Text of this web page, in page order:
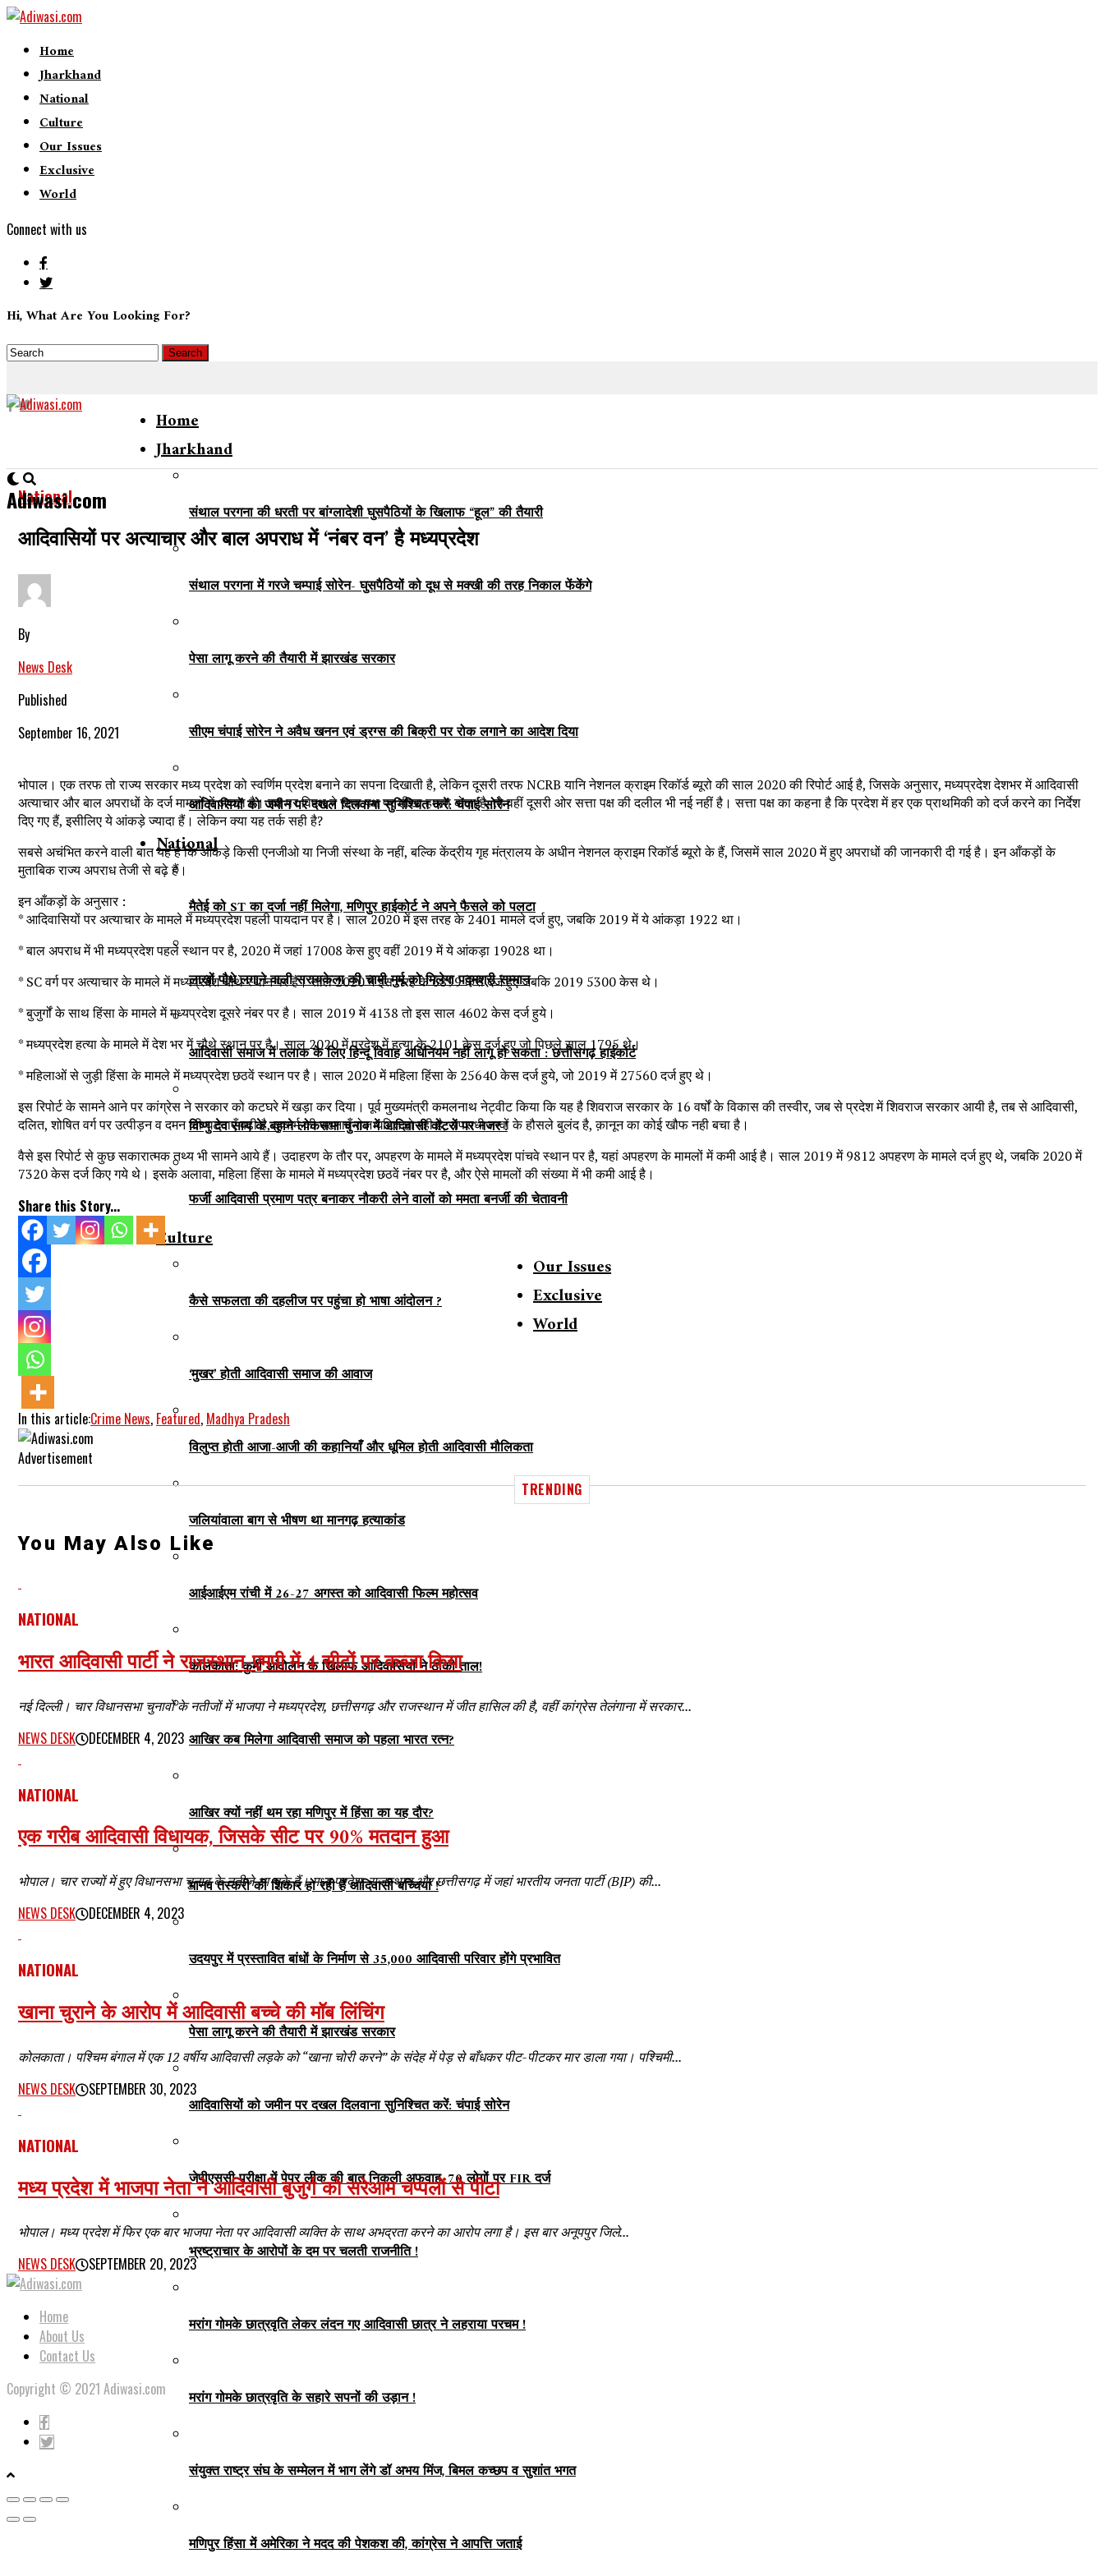
Home
Jharkhand
National
Culture
Our Issues
Exclusive
World
Connect with us
Hi, What Are You Looking For?
Adiwasi.com
Home
Jharkhand
संथाल परगना की धरती पर बांग्लादेशी घुसपैठियों के खिलाफ “हूल” की तैयारी
संथाल परगना में गरजे चम्पाई सोरेन- घुसपैठियों को दूध से मक्खी की तरह निकाल फेंकेंगे
पेसा लागू करने की तैयारी में झारखंड सरकार
सीएम चंपाई सोरेन ने अवैध खनन एवं ड्रग्स की बिक्री पर रोक लगाने का आदेश दिया
आदिवासियों को जमीन पर दखल दिलवाना सुनिश्चित करें: चंपाई सोरेन
National
मैतेई को ST का दर्जा नहीं मिलेगा, मणिपुर हाईकोर्ट ने अपने फैसले को पलटा
लाखों पौधे लगाने वाली सरायकेला की चामी मुर्मू को मिलेगा पद्मश्री सम्मान
आदिवासी समाज में तलाक के लिए हिन्दू विवाह अधिनियम नहीं लागू हो सकता : छत्तीसगढ़ हाईकोर्ट
विष्णु देव साय के बहाने लोकसभा चुनाव में आदिवासी वोटरों पर नजर !
फर्जी आदिवासी प्रमाण पत्र बनाकर नौकरी लेने वालों को ममता बनर्जी की चेतावनी
Culture
कैसे सफलता की दहलीज पर पहुंचा हो भाषा आंदोलन ?
‘मुखर’ होती आदिवासी समाज की आवाज
विलुप्त होती आजा-आजी की कहानियाँ और धूमिल होती आदिवासी मौलिकता
जलियांवाला बाग से भीषण था मानगढ़ हत्याकांड
आईआईएम रांची में 26-27 अगस्त को आदिवासी फिल्म महोत्सव
Our Issues
कोलकाता: कुर्मी आंदोलन के खिलाफ आदिवासियों ने ठोकी ताल!
आखिर कब मिलेगा आदिवासी समाज को पहला भारत रत्न?
आखिर क्यों नहीं थम रहा मणिपुर में हिंसा का यह दौर?
मानव तस्करी की शिकार हो रही हैं आदिवासी बच्चियां !
उदयपुर में प्रस्तावित बांधों के निर्माण से 35,000 आदिवासी परिवार होंगे प्रभावित
Exclusive
पेसा लागू करने की तैयारी में झारखंड सरकार
आदिवासियों को जमीन पर दखल दिलवाना सुनिश्चित करें: चंपाई सोरेन
जेपीएससी परीक्षा में पेपर लीक की बात निकली अफवाह, 70 लोगों पर FIR दर्ज
भ्रष्ट्राचार के आरोपों के दम पर चलती राजनीति !
मरांग गोमके छात्रवृति लेकर लंदन गए आदिवासी छात्र ने लहराया परचम !
World
मरांग गोमके छात्रवृति के सहारे सपनों की उड़ान !
संयुक्त राष्ट्र संघ के सम्मेलन में भाग लेंगे डॉ अभय मिंज, बिमल कच्छप व सुशांत भगत
मणिपुर हिंसा में अमेरिका ने मदद की पेशकश की, कांग्रेस ने आपत्ति जताई
National
आदिवासियों पर अत्याचार और बाल अपराध में ‘नंबर वन’ है मध्यप्रदेश
By
News Desk
Published
September 16, 2021
भोपाल। एक तरफ तो राज्य सरकार मध्य प्रदेश को स्वर्णिम प्रदेश बनाने का सपना दिखाती है, लेकिन दूसरी तरफ NCRB यानि नेशनल क्राइम रिकॉर्ड ब्यूरो की साल 2020 की रिपोर्ट आई है, जिसके अनुसार, मध्यप्रदेश देशभर में आदिवासी
अत्याचार और बाल अपराधों के दर्ज मामलों में अव्वल है। इस पर विपक्ष ने सत्ता पक्ष पर तीखा हमला बोला है, तो वहीं दूसरी ओर सत्ता पक्ष की दलील भी नई नहीं है। सत्ता पक्ष का कहना है कि प्रदेश में हर एक प्राथमिकी को दर्ज करने का निर्देश
दिए गए हैं, इसीलिए ये आंकड़े ज्यादा हैं। लेकिन क्या यह तर्क सही है?
सबसे अचंभित करने वाली बात यह है कि आंकड़े किसी एनजीओ या निजी संस्था के नहीं, बल्कि केंद्रीय गृह मंत्रालय के अधीन नेशनल क्राइम रिकॉर्ड ब्यूरो के हैं, जिसमें साल 2020 में हुए अपराधों की जानकारी दी गई है। इन आँकड़ों के
मुताबिक राज्य अपराध तेजी से बढ़े हैं।
इन आँकड़ों के अनुसार :
* आदिवासियों पर अत्याचार के मामले में मध्यप्रदेश पहली पायदान पर है। साल 2020 में इस तरह के 2401 मामले दर्ज हुए, जबकि 2019 में ये आंकड़ा 1922 था।
* बाल अपराध में भी मध्यप्रदेश पहले स्थान पर है, 2020 में जहां 17008 केस हुए वहीं 2019 में ये आंकड़ा 19028 था।
* SC वर्ग पर अत्याचार के मामले में मध्यप्रदेश चौथे स्थान पर है। साल 2020 में इस तरह के 6899 केस दर्ज हुए जबकि 2019 5300 केस थे।
* बुजुर्गों के साथ हिंसा के मामले में मध्यप्रदेश दूसरे नंबर पर है। साल 2019 में 4138 तो इस साल 4602 केस दर्ज हुये।
* मध्यप्रदेश हत्या के मामले में देश भर में चौथे स्थान पर है। साल 2020 में प्रदेश में हत्या के 2101 केस दर्ज हुए जो पिछले साल 1795 थे।
* महिलाओं से जुड़ी हिंसा के मामले में मध्यप्रदेश छठवें स्थान पर है। साल 2020 में महिला हिंसा के 25640 केस दर्ज हुये, जो 2019 में 27560 दर्ज हुए थे।
इस रिपोर्ट के सामने आने पर कांग्रेस ने सरकार को कटघरे में खड़ा कर दिया। पूर्व मुख्यमंत्री कमलनाथ नेट्वीट किया कि यह है शिवराज सरकार के 16 वर्षों के विकास की तस्वीर, जब से प्रदेश में शिवराज सरकार आयी है, तब से आदिवासी,
दलित, शोषित वर्ग पर उत्पीड़न व दमन की घटनाएँ बढ़ी है, दुष्कर्म की घटनाएँ रोज घटित हो रही है, अपराधी तत्वों के हौसले बुलंद है, क़ानून का कोई खौफ नही बचा है।
वैसे इस रिपोर्ट से कुछ सकारात्मक तथ्य भी सामने आये हैं। उदाहरण के तौर पर, अपहरण के मामले में मध्यप्रदेश पांचवे स्थान पर है, यहां अपहरण के मामलों में कमी आई है। साल 2019 में 9812 अपहरण के मामले दर्ज हुए थे, जबकि 2020 में
7320 केस दर्ज किए गये थे। इसके अलावा, महिला हिंसा के मामले में मध्यप्रदेश छठवें नंबर पर है, और ऐसे मामलों की संख्या में भी कमी आई है।
Share this Story...
In this article:Crime News, Featured, Madhya Pradesh
Advertisement
TRENDING
You May Also Like
NATIONAL
भारत आदिवासी पार्टी ने राजस्थान-एमपी में 4 सीटों पर कब्जा किया
नई दिल्ली। चार विधानसभा चुनावों के नतीजों में भाजपा ने मध्यप्रदेश, छत्तीसगढ़ और राजस्थान में जीत हासिल की है, वहीं कांग्रेस तेलंगाना में सरकार...
NEWS DESK DECEMBER 4, 2023
NATIONAL
एक गरीब आदिवासी विधायक, जिसके सीट पर 90% मतदान हुआ
भोपाल। चार राज्यों में हुए विधानसभा चुनाव के नतीजे आ चुके हैं। मध्य प्रदेश, राजस्थान और छत्तीसगढ़ में जहां भारतीय जनता पार्टी (BJP) की...
NEWS DESK DECEMBER 4, 2023
NATIONAL
खाना चुराने के आरोप में आदिवासी बच्चे की मॉब लिंचिंग
कोलकाता। पश्चिम बंगाल में एक 12 वर्षीय आदिवासी लड़के को “खाना चोरी करने” के संदेह में पेड़ से बाँधकर पीट-पीटकर मार डाला गया। पश्चिमी...
NEWS DESK SEPTEMBER 30, 2023
NATIONAL
मध्य प्रदेश में भाजपा नेता ने आदिवासी बुजुर्ग को सरेआम चप्पलों से पीटा
भोपाल। मध्य प्रदेश में फिर एक बार भाजपा नेता पर आदिवासी व्यक्ति के साथ अभद्रता करने का आरोप लगा है। इस बार अनूपपुर जिले...
NEWS DESK SEPTEMBER 20, 2023
Home
About Us
Contact Us
Copyright © 2021 Adiwasi.com